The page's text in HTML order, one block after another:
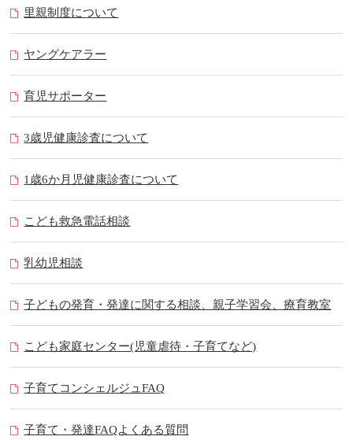
里親制度について
ヤングケアラー
育児サポーター
3歳児健康診査について
1歳6か月児健康診査について
こども救急電話相談
乳幼児相談
子どもの発育・発達に関する相談、親子学習会、療育教室
こども家庭センター(児童虐待・子育てなど)
子育てコンシェルジュFAQ
子育て・発達FAQよくある質問